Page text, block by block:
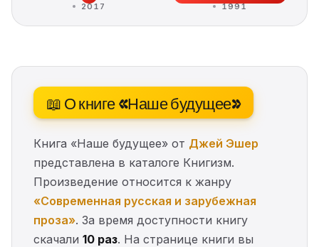
2017 1991
📖 О книге «Наше будущее»
Книга «Наше будущее» от Джей Эшер
представлена в каталоге Книгизм.
Произведение относится к жанру
«Современная русская и зарубежная
проза». За время доступности книгу
скачали 10 раз. На странице книги вы